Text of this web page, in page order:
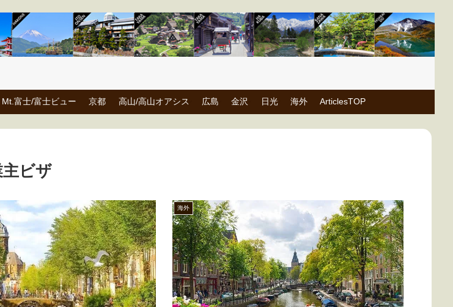
Mt.富士/富士ビュー 京都 高山/高山オアシス 広島 金沢 日光 海外 ArticlesTOP
ビザ
海外